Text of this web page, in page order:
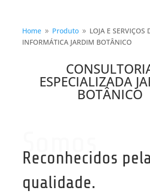
Home 9 Produto 9 LOJA E SERVIÇOS
INFORMÁTICA JARDIM BOTÂNICO
ESPECIALIZADA
BOTÂNICO
Somos
Reconhecidos
qualidade.